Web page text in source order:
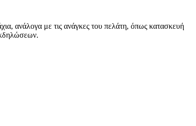
ανάλογα με τις ανάγκες του πελάτη, όπως κατασκευή